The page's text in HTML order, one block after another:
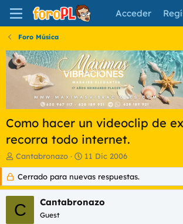
Acceder
Foro Música
Como hacer un videoclip de
recorra todo internet.
I
n
c
i
a
d
Cantabronazo
F
e
c
h
d
11 Dic 2006
Cerrado para nuevas respuestas.
C Cantabronazo
Guest